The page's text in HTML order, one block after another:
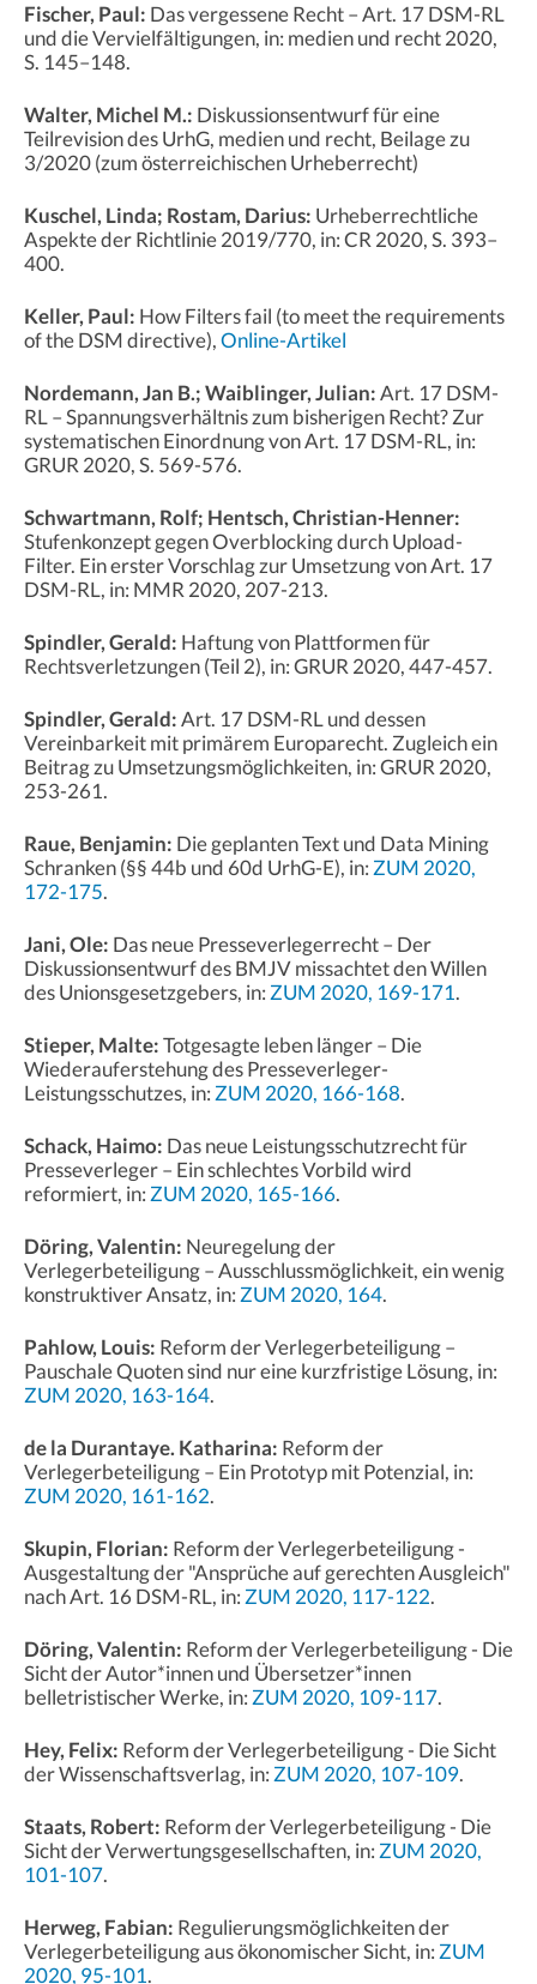
Fischer, Paul: Das vergessene Recht – Art. 17 DSM-RL
und die Vervielfältigungen, in: medien und recht 2020,
S. 145–148.
Walter, Michel M.: Diskussionsentwurf für eine
Teilrevision des UrhG, medien und recht, Beilage zu
3/2020 (zum österreichischen Urheberrecht)
Kuschel, Linda; Rostam, Darius: Urheberrechtliche
Aspekte der Richtlinie 2019/770, in: CR 2020, S. 393–
400.
Keller, Paul: How Filters fail (to meet the requirements
of the DSM directive),Online-Artikel
Nordemann, Jan B.; Waiblinger, Julian:Art. 17 DSM-
RL – Spannungsverhältnis zum bisherigen Recht? Zur
systematischen Einordnung von Art. 17 DSM-RL, in:
GRUR 2020, S. 569-576.
Schwartmann, Rolf; Hentsch, Christian-Henner:
Stufenkonzept gegen Overblocking durch Upload-
Filter. Ein erster Vorschlag zur Umsetzung von Art. 17
DSM-RL, in: MMR 2020, 207-213.
Spindler, Gerald: Haftung von Plattformen für
Rechtsverletzungen (Teil 2), in: GRUR 2020, 447-457.
Spindler, Gerald:Art. 17 DSM-RL und dessen
Vereinbarkeit mit primärem Europarecht. Zugleich ein
Beitrag zu Umsetzungsmöglichkeiten, in: GRUR 2020,
253-261.
Raue, Benjamin: Die geplanten Text und Data Mining
Schranken (§§ 44b und 60d UrhG-E), in:ZUM 2020,
172-175.
Jani, Ole: Das neue Presseverlegerrecht – Der
Diskussionsentwurf des BMJV missachtet den Willen
des Unionsgesetzgebers, in:ZUM 2020, 169-171.
Stieper, Malte:Totgesagte leben länger – Die
Wiederauferstehung des Presseverleger-
Leistungsschutzes, in:ZUM 2020, 166-168.
Schack, Haimo: Das neue Leistungsschutzrecht für
Presseverleger – Ein schlechtes Vorbild wird
reformiert, in:ZUM 2020, 165-166.
Döring, Valentin: Neuregelung der
Verlegerbeteiligung – Ausschlussmöglichkeit, ein wenig
konstruktiver Ansatz, in:ZUM 2020, 164.
Pahlow, Louis: Reform der Verlegerbeteiligung –
Pauschale Quoten sind nur eine kurzfristige Lösung, in:
ZUM 2020, 163-164.
de la Durantaye. Katharina: Reform der
Verlegerbeteiligung – Ein Prototyp mit Potenzial, in:
ZUM 2020, 161-162.
Skupin, Florian: Reform der Verlegerbeteiligung -
Ausgestaltung der "Ansprüche auf gerechten Ausgleich"
nach Art. 16 DSM-RL, in:ZUM 2020, 117-122.
Döring, Valentin: Reform der Verlegerbeteiligung - Die
Sicht der Autor*innen und Übersetzer*innen
belletristischer Werke, in:ZUM 2020, 109-117.
Hey, Felix: Reform der Verlegerbeteiligung - Die Sicht
der Wissenschaftsverlag, in:ZUM 2020, 107-109.
Staats, Robert: Reform der Verlegerbeteiligung - Die
Sicht der Verwertungsgesellschaften, in:ZUM 2020,
101-107.
Herweg, Fabian: Regulierungsmöglichkeiten der
Verlegerbeteiligung aus ökonomischer Sicht, in:ZUM
2020, 95-101.